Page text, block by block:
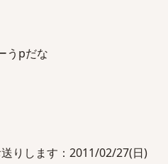
うpだな
りします：2011/02/27(日)